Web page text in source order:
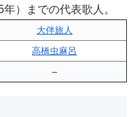
）までの代表歌人。
大伴旅人
高橋虫麻呂
–